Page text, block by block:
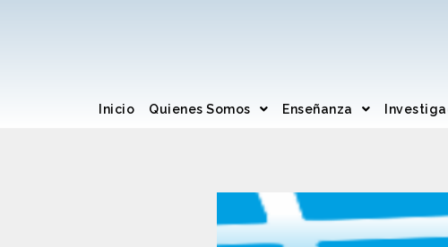
Inicio Quienes Somos Enseñanza